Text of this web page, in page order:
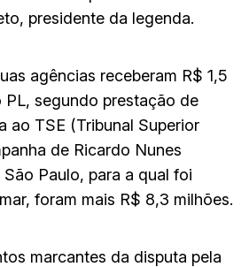
presidente da legenda.
agências receberam R$ 1,5
PL, segundo prestação de
ao TSE (Tribunal Superior
de Ricardo Nunes
Paulo, para a qual foi
foram mais R$ 8,3 milhões.
marcantes da disputa pela